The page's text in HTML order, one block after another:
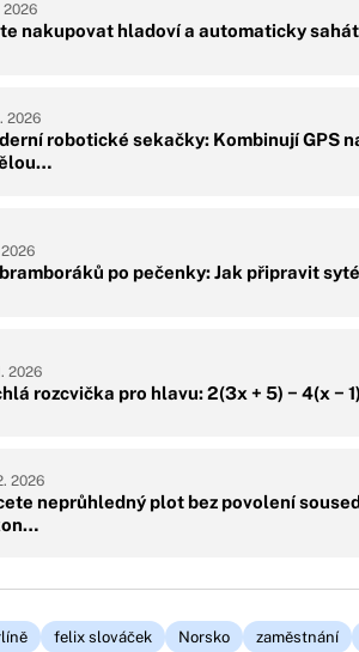
nakupovat hladoví a automaticky
2026
robotické sekačky: Kombinují GPS
2026
po pečenky: Jak připravit
2026
rozcvička pro hlavu: 2(3x + 5) − 4(x −
2026
neprůhledný plot bez povolení
2026
felix slováček Norsko zaměstnání